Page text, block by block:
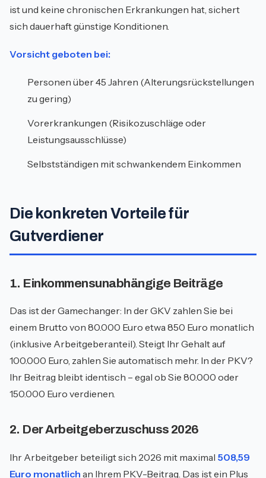
ist und keine chronischen Erkrankungen hat, sichert
sich dauerhaft günstige Konditionen.
Vorsicht geboten bei:
Personen über 45 Jahren (Alterungsrückstellungen
zu gering)
Vorerkrankungen (Risikozuschläge oder
Leistungsausschlüsse)
Selbstständigen mit schwankendem Einkommen
Die konkreten Vorteile für
Gutverdiener
1. Einkommensunabhängige Beiträge
Das ist der Gamechanger: In der GKV zahlen Sie bei
einem Brutto von 80.000 Euro etwa 850 Euro monatlich
(inklusive Arbeitgeberanteil). Steigt Ihr Gehalt auf
100.000 Euro, zahlen Sie automatisch mehr. In der PKV?
Ihr Beitrag bleibt identisch – egal ob Sie 80.000 oder
150.000 Euro verdienen.
2. Der Arbeitgeberzuschuss 2026
Ihr Arbeitgeber beteiligt sich 2026 mit maximal 508,59
Euro monatlich an Ihrem PKV-Beitrag. Das ist ein Plus